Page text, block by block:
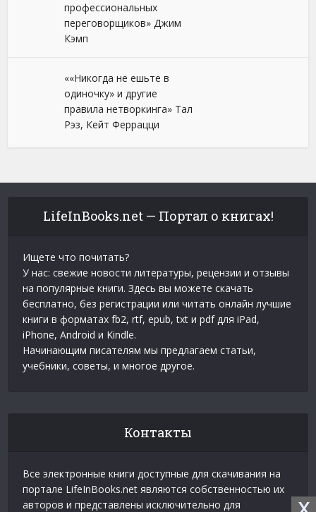
профессиональных
переговорщиков» Джим
Кэмп
««Никогда не ешьте в
одиночку» и другие
правила нетворкинга» Тал
Рэз, Кейт Феррацци
LifeInBooks.net — Портал о книгах!
Ищете что почитать?
У нас: свежие новости литературы, рецензии и отзывы
на популярные книги. Здесь вы можете скачать
бесплатно, без регистрации или читать онлайн лучшие
книги в форматах fb2, rtf, epub, txt и pdf для iPad,
iPhone, Android и Kindle.
Начинающим писателям мы предлагаем статьи,
учебники, советы, и многое другое.
Контакты
Все электронные книги доступные для скачивания на
портале LifeInBooks.net являются собственностью их
авторов и представлены исключительно для